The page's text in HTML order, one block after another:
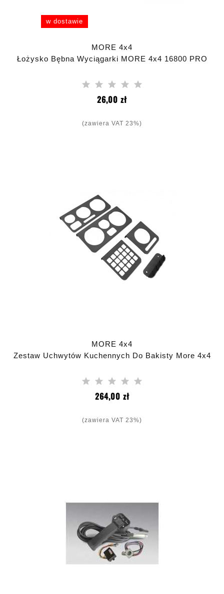
w dostawie
MORE 4x4
Łożysko Bębna Wyciągarki MORE 4x4 16800 PRO
26,00 złCena
(zawiera VAT 23%)
MORE 4x4
Zestaw Uchwytów Kuchennych Do Bakisty More 4x4
264,00 złCena
(zawiera VAT 23%)